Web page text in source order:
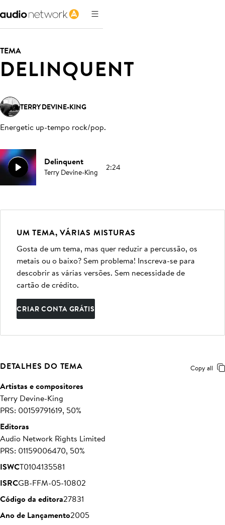
TEMA
DELINQUENT
TERRY DEVINE-KING
Energetic up-tempo rock/pop.
Delinquent
Terry Devine-King 2:24
UM TEMA, VÁRIAS MISTURAS
Gosta de um tema, mas quer reduzir a percussão, os
metais ou o baixo? Sem problema! Inscreva-se para
descobrir as várias versões. Sem necessidade de
cartão de crédito.
CRIAR CONTA GRÁTIS
DETALHES DO TEMA Copy all
Artistas e compositores
Terry Devine-King
PRS: 00159791619, 50%
Editoras
Audio Network Rights Limited
PRS: 01159006470, 50%
ISWCT0104135581
ISRCGB-FFM-05-10802
Código da editora27831
Ano de Lançamento2005